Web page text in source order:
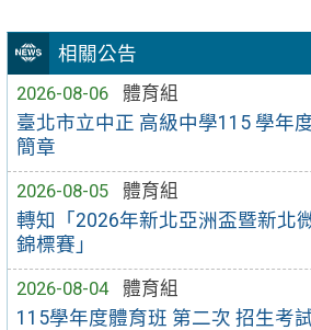
相關公告
2026-08-06
體育組
臺北市立中正 高級中學115 學年
簡章
2026-08-05
體育組
轉知「2026年新北亞洲盃暨新北
錦標賽」
2026-08-04
體育組
115學年度體育班 第二次 招生考